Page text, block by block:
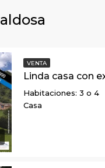
VENTA
Habitaciones: 3 o 4
Casa